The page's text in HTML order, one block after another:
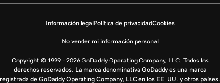
Información legalPolítica de privacidadCookies
No vender mi información personal
Copyright © 1999 - 2026 GoDaddy Operating Company, LLC. Todos los
derechos reservados. La marca denominativa GoDaddy es una marca
registrada de GoDaddy Operating Company, LLC en los EE. UU. y otros países.